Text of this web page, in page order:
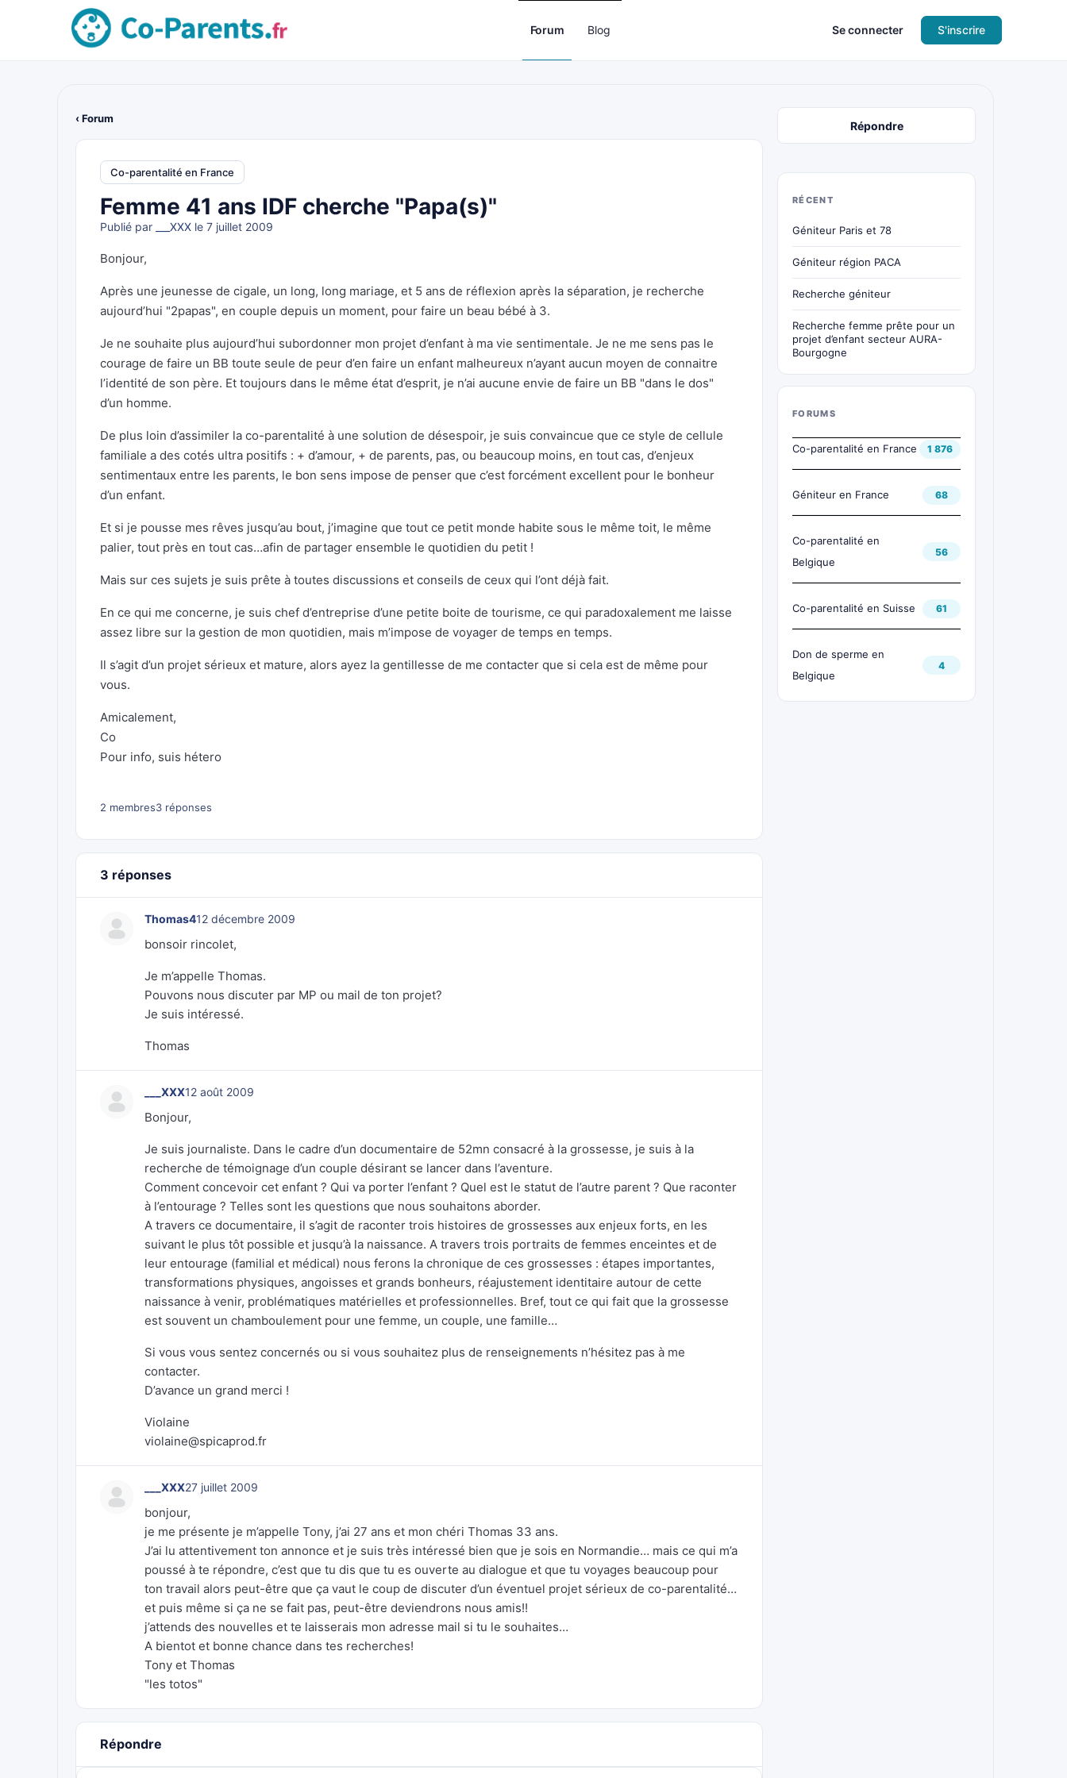
Forum Blog Se connecter S'inscrire
‹ Forum
Co-parentalité en France
Femme 41 ans IDF cherche "Papa(s)"
Publié par ___XXX le 7 juillet 2009
Bonjour,
Après une jeunesse de cigale, un long, long mariage, et 5 ans de réflexion après la séparation, je recherche
aujourd’hui "2papas", en couple depuis un moment, pour faire un beau bébé à 3.
Je ne souhaite plus aujourd’hui subordonner mon projet d’enfant à ma vie sentimentale. Je ne me sens pas le
courage de faire un BB toute seule de peur d’en faire un enfant malheureux n’ayant aucun moyen de connaitre
l’identité de son père. Et toujours dans le même état d’esprit, je n’ai aucune envie de faire un BB "dans le dos"
d’un homme.
De plus loin d’assimiler la co-parentalité à une solution de désespoir, je suis convaincue que ce style de cellule
familiale a des cotés ultra positifs : + d’amour, + de parents, pas, ou beaucoup moins, en tout cas, d’enjeux
sentimentaux entre les parents, le bon sens impose de penser que c’est forcément excellent pour le bonheur
d’un enfant.
Et si je pousse mes rêves jusqu’au bout, j’imagine que tout ce petit monde habite sous le même toit, le même
palier, tout près en tout cas…afin de partager ensemble le quotidien du petit !
Mais sur ces sujets je suis prête à toutes discussions et conseils de ceux qui l’ont déjà fait.
En ce qui me concerne, je suis chef d’entreprise d’une petite boite de tourisme, ce qui paradoxalement me laisse
assez libre sur la gestion de mon quotidien, mais m’impose de voyager de temps en temps.
Il s’agit d’un projet sérieux et mature, alors ayez la gentillesse de me contacter que si cela est de même pour
vous.
Amicalement,
Co
Pour info, suis hétero
2 membres3 réponses
3 réponses
Thomas412 décembre 2009
bonsoir rincolet,
Je m’appelle Thomas.
Pouvons nous discuter par MP ou mail de ton projet?
Je suis intéressé.
Thomas
___XXX12 août 2009
Bonjour,
Je suis journaliste. Dans le cadre d’un documentaire de 52mn consacré à la grossesse, je suis à la
recherche de témoignage d’un couple désirant se lancer dans l’aventure.
Comment concevoir cet enfant ? Qui va porter l’enfant ? Quel est le statut de l’autre parent ? Que raconter
à l’entourage ? Telles sont les questions que nous souhaitons aborder.
A travers ce documentaire, il s’agit de raconter trois histoires de grossesses aux enjeux forts, en les
suivant le plus tôt possible et jusqu’à la naissance. A travers trois portraits de femmes enceintes et de
leur entourage (familial et médical) nous ferons la chronique de ces grossesses : étapes importantes,
transformations physiques, angoisses et grands bonheurs, réajustement identitaire autour de cette
naissance à venir, problématiques matérielles et professionnelles. Bref, tout ce qui fait que la grossesse
est souvent un chamboulement pour une femme, un couple, une famille…
Si vous vous sentez concernés ou si vous souhaitez plus de renseignements n’hésitez pas à me
contacter.
D’avance un grand merci !
Violaine
violaine@spicaprod.fr
___XXX27 juillet 2009
bonjour,
je me présente je m’appelle Tony, j’ai 27 ans et mon chéri Thomas 33 ans.
J’ai lu attentivement ton annonce et je suis très intéressé bien que je sois en Normandie… mais ce qui m’a
poussé à te répondre, c’est que tu dis que tu es ouverte au dialogue et que tu voyages beaucoup pour
ton travail alors peut-être que ça vaut le coup de discuter d’un éventuel projet sérieux de co-parentalité…
et puis même si ça ne se fait pas, peut-être deviendrons nous amis!!
j’attends des nouvelles et te laisserais mon adresse mail si tu le souhaites…
A bientot et bonne chance dans tes recherches!
Tony et Thomas
"les totos"
Répondre
Répondre
RÉCENT
Géniteur Paris et 78
Géniteur région PACA
Recherche géniteur
Recherche femme prête pour un
projet d’enfant secteur AURA-
Bourgogne
FORUMS
Co-parentalité en France 1 876
Géniteur en France 68
Co-parentalité en
Belgique
56
Co-parentalité en Suisse 61
Don de sperme en
Belgique
4